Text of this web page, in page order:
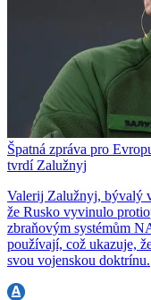
Špatná zpráva pro
tvrdí Zalužnyj
Valerij Zalužnyj, bývalý
že Rusko vyvinulo
zbraňovým systémům
používají, což ukazuje,
svou vojenskou doktrínu.